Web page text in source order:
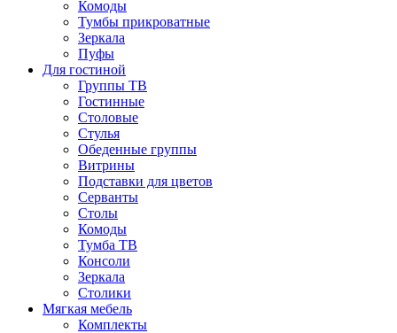
Комоды
Тумбы прикроватные
Зеркала
Пуфы
Для гостиной
Группы ТВ
Гостинные
Столовые
Стулья
Обеденные группы
Витрины
Подставки для цветов
Серванты
Столы
Комоды
Тумба ТВ
Консоли
Зеркала
Столики
Мягкая мебель
Комплекты